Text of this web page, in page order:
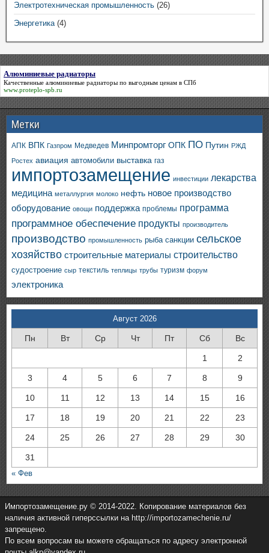
Электротехническая промышленность (26)
Энергетика(4)
Алюминиевые радиаторы
Качественные алюминиевые радиаторы по выгодным ценам в СПб
www.proteplo-spb.ru
Метки
АПК ВПК Газпром Медведев Минпромторг ОПК ПО Путин РЖД
Ростех авиация автомобили выставка газ
импортозамещение инвестиции лекарства
медицина металлургия молоко нефть новое производство
оборудование овощи поддержка проблемы программа
программное обеспечение продукты производитель
производство промышленность рыба санкции сельское
хозяйство строительные материалы строительство
судостроение сыр текстиль теплицы трубы туризм форум
электроника
Август 2026
Пн Вт Ср Чт Пт Сб Вс
1 2
3 4 5 6 7 8 9
10 11 12 13 14 15 16
17 18 19 20 21 22 23
24 25 26 27 28 29 30
31
« Фев
Импортозамещение.ру © 2014-2022. Копирование материалов без
наличия активной гиперссылки на http://importozamechenie.ru/
запрещено.
По всем вопросам вы можете обращаться по адресу электронной